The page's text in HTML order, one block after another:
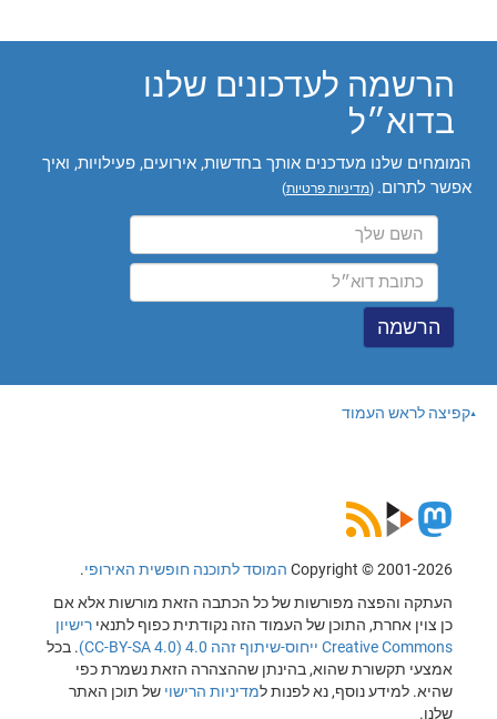
הרשמה לעדכונים שלנו
בדוא״ל
המומחים שלנו מעדכנים אותך בחדשות, אירועים, פעילויות, ואיך
אפשר לתרום. (מדיניות פרטיות)
קפיצה לראש העמוד
Copyright © 2001-2026 המוסד לתוכנה חופשית האירופי.
העתקה והפצה מפורשות של כל הכתבה הזאת מורשות אלא אם
כן צוין אחרת, התוכן של העמוד הזה נקודתית כפוף לתנאי רישיון
Creative Commons ייחוס-שיתוף זהה 4.0 (CC-BY-SA 4.0)
. בכל
אמצעי תקשורת שהוא, בהינתן שההצהרה הזאת נשמרת כפי
שהיא. למידע נוסף, נא לפנות למדיניות הרישוי של תוכן האתר
שלנו.